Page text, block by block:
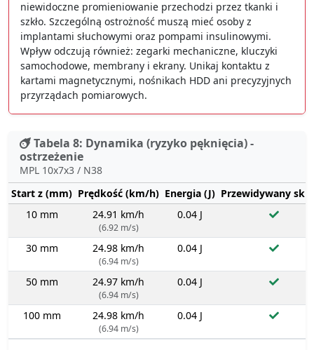
niewidoczne promieniowanie przechodzi przez tkanki i
szkło. Szczególną ostrożność muszą mieć osoby z
implantami słuchowymi oraz pompami insulinowymi.
Wpływ odczują również: zegarki mechaniczne, kluczyki
samochodowe, membrany i ekrany. Unikaj kontaktu z
kartami magnetycznymi, nośnikach HDD ani precyzyjnych
przyrządach pomiarowych.
Tabela 8: Dynamika (ryzyko pęknięcia) -
ostrzeżenie
MPL 10x7x3 / N38
Start z (mm) Prędkość (km/h) Energia (J) Przewidywany
10 mm
24.91 km/h
(6.92 m/s)
0.04 J
30 mm 24.98 km/h
(6.94 m/s)
0.04 J
50 mm 24.97 km/h
(6.94 m/s)
0.04 J
100 mm 24.98 km/h
(6.94 m/s)
0.04 J